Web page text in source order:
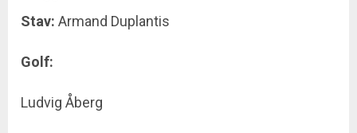
Stav: Armand Duplantis
Golf:
Ludvig Åberg